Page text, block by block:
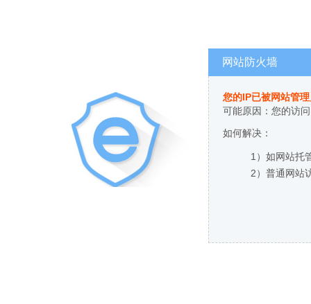
网站防火墙
您的IP已被网站管
可能原因：您的访
如何解决：
1）如网站托
2）普通网站